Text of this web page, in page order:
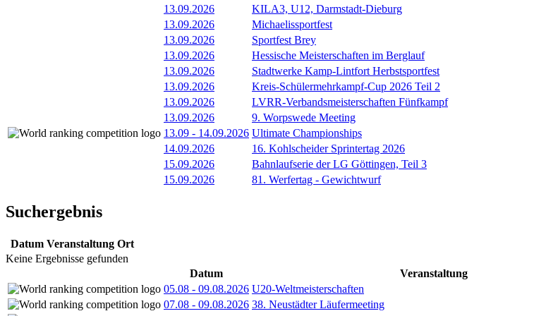
13.09.2026
KILA3, U12, Darmstadt-Dieburg
13.09.2026
Michaelissportfest
13.09.2026
Sportfest Brey
13.09.2026
Hessische Meisterschaften im Berglauf
13.09.2026
Stadtwerke Kamp-Lintfort Herbstsportfest
13.09.2026
Kreis-Schülermehrkampf-Cup 2026 Teil 2
13.09.2026
LVRR-Verbandsmeisterschaften Fünfkampf
13.09.2026
9. Worpswede Meeting
13.09 - 14.09.2026 Ultimate Championships
14.09.2026
16. Kohlscheider Sprintertag 2026
15.09.2026
Bahnlaufserie der LG Göttingen, Teil 3
15.09.2026
81. Werfertag - Gewichtwurf
Suchergebnis
Datum Veranstaltung Ort
Keine Ergebnisse gefunden
Datum
Veranstaltung
05.08 - 09.08.2026 U20-Weltmeisterschaften
07.08 - 09.08.2026 38. Neustädter Läufermeeting